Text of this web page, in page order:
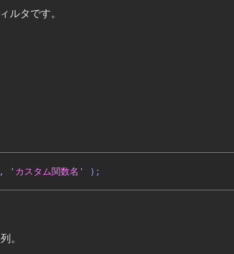
ルタです。
, 'カスタム関数名' );
。